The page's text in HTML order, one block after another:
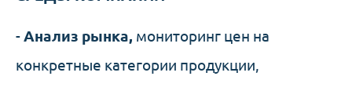
-Анализ рынка, мониторинг цен на
конкретные категории продукции,